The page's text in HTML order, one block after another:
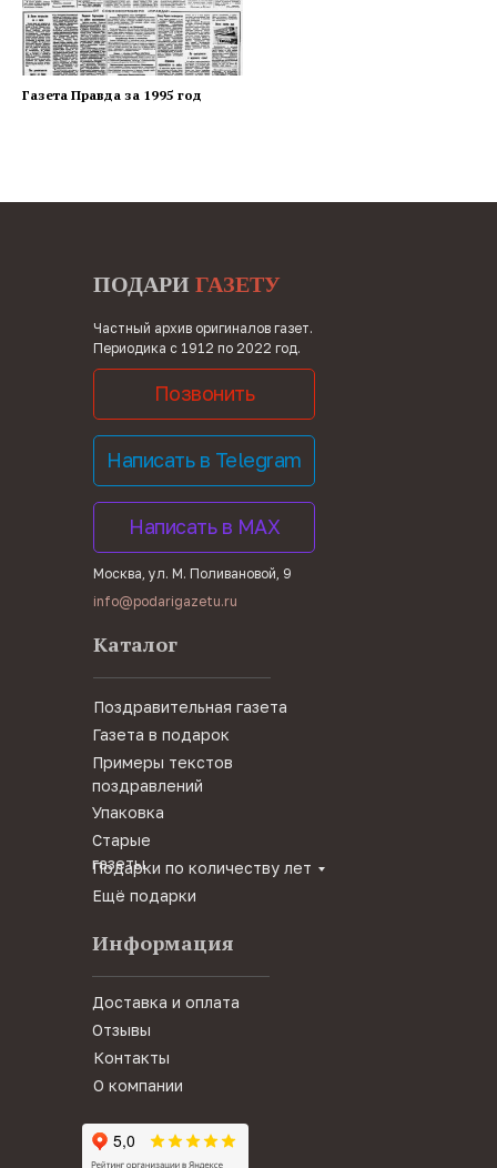
Газета Правда за 1995 год
Частный архив оригиналов газет.
Периодика с 1912 по 2022 год.
Москва, ул. М. Поливановой, 9
info@podarigazetu.ru
Каталог
ПОДАРИГАЗЕТУ
Информация
Поздравительная газета
Газета в подарок
Упаковка
Примеры текстов
поздравлений
Доставка и оплата
Отзывы
Контакты
О компании
Старые
газеты
Ещё подарки
Подарки по количеству лет
Позвонить
Написать в Telegram
Написать в MAX